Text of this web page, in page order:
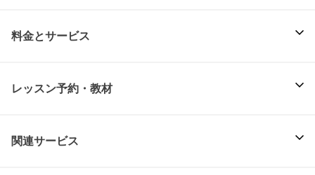
料金とサービス
レッスン予約・教材
関連サービス